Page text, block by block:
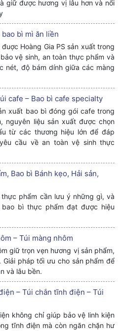
giữ được hương vị lâu hơn và nổi
bì mì ăn liền
Hoàng Gia PS sản xuất trong
vệ sinh, an toàn thực phẩm và
nét, độ bám dính giữa các màng
cafe – Bao bì cafe specialty
xuất bao bì đóng gói cafe trong
nguyên liệu sản xuất được chọn
từ các thương hiệu lớn để đáp
cầu về an toàn vệ sinh thực
Bao bì Bánh kẹo, Hải sản,
phẩm cần lưu ý những gì, và
bì thực phẩm đạt được hiệu
– Túi màng nhôm
giữ trọn vẹn hương vị sản phẩm,
pháp tối ưu cho sản phẩm để
và lâu bền.
– Túi chắn tĩnh điện – Túi
không chỉ giúp bảo vệ linh kiện
tĩnh điện mà còn ngăn chặn hư